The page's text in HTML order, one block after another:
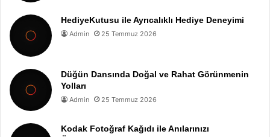
HediyeKutusu ile Ayrıcalıklı Hediye Deneyimi
Admin 25 Temmuz 2026
Düğün Dansında Doğal ve Rahat Görünmenin
Yolları
Admin 25 Temmuz 2026
Kodak Fotoğraf Kağıdı ile Anılarınızı